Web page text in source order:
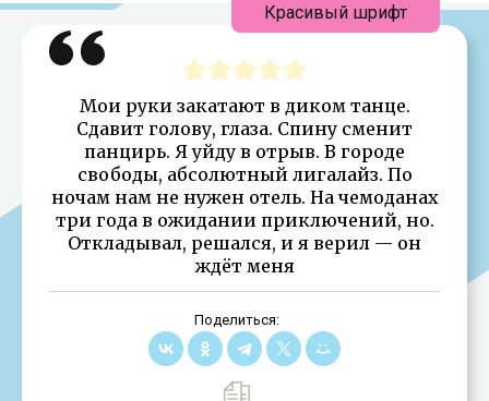
Мои руки закатают в диком танце.
Сдавит голову, глаза. Спину сменит
панцирь. Я уйду в отрыв. В городе
свободы, абсолютный лигалайз. По
ночам нам не нужен отель. На чемоданах
три года в ожидании приключений, но.
Откладывал, решался, и я верил — он
ждёт меня
Поделиться:
Красивый шрифт